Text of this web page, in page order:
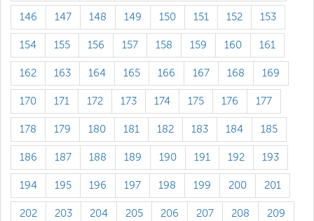
146 147 148 149 150 151 152 153
154 155 156 157 158 159 160 161
162 163 164 165 166 167 168 169
170 171 172 173 174 175 176 177
178 179 180 181 182 183 184 185
186 187 188 189 190 191 192 193
194 195 196 197 198 199 200 201
202 203 204 205 206 207 208 209